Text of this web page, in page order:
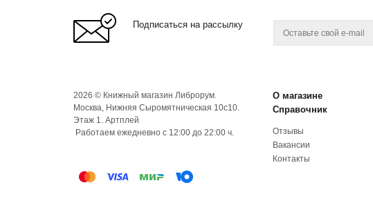
Подписаться на рассылку
2026 © Книжный магазин Либрорум.
Москва, Нижняя Сыромятническая 10с10.
Этаж 1. Артплей
Работаем ежедневно с 12:00 до 22:00 ч.
О магазине
Справочник
Отзывы
Вакансии
Контакты